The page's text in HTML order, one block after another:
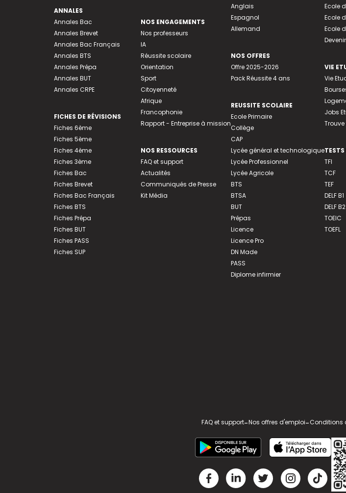
ANNALES
Annales Bac
Annales Brevet
Annales Bac Français
Annales BTS
Annales Prépa
Annales BUT
Annales CRPE
FICHES DE RÉVISIONS
Fiches 6ème
Fiches 5ème
Fiches 4ème
Fiches 3ème
Fiches Bac
Fiches Brevet
Fiches Bac Français
Fiches BTS
Fiches Prépa
Fiches BUT
Fiches PASS
Fiches SUP
NOS ENGAGEMENTS
Nos professeurs
IA
Réussite scolaire
Orientation
Sport
Citoyenneté
Afrique
Francophonie
Rapport - Entreprise à mission
NOS RESSOURCES
FAQ et support
Actualités
Communiqués de Presse
Kit Média
Anglais
Espagnol
Allemand
NOS OFFRES
Offre 2025-2026
Pack Réussite 4 ans
REUSSITE SCOLAIRE
Ecole Primaire
Collège
CAP
Lycée général et technologique
Lycée Professionnel
Lycée Agricole
BTS
BTSA
BUT
Prépas
Licence
Licence Pro
DN Made
PASS
Diplome infirmier
Ecole
Ecole
Ecole
VIE
Vie
Jobs
TESTS
TFI
TCF
TEF
DELF B1
DELF B2
TOEIC
TOEFL
FAQ et support-Nos offres d'emploi-Conditions